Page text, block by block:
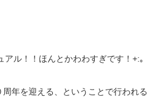
ル！！ほんとかわわすぎです！+:｡
年を迎える、ということで行われる